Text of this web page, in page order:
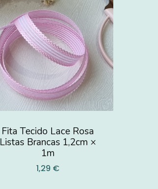
Fita Tecido Lace Rosa
Listas Brancas 1,2cm ×
1m
1,29 €